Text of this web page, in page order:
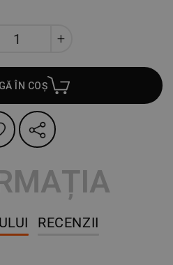
ÎN COȘ
RECENZII